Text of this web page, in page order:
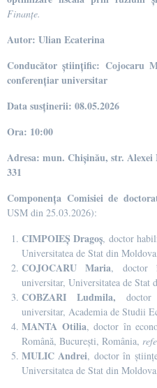
Finanțe.
Autor: Ulian Ecaterina
Conducător științific: Cojocaru
conferențiar universitar
Data susținerii: 08.05.2026
Ora: 10:00
Adresa: mun. Chișinău, str.
331
Componența Comisiei de
USM din 25.03.2026):
CIMPOIEȘ Dragoș, doctor
Universitatea de Stat din
COJOCARU Maria, doctor
universitar, Universitatea de Stat
COBZARI Ludmila, doctor
universitar, Academia de Studii
MANTA Otilia, doctor în
Română, București, România,
MULIC Andrei, doctor în
Universitatea de Stat din